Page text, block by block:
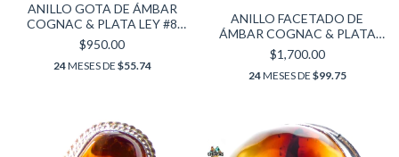
ANILLO GOTA DE ÁMBAR
COGNAC & PLATA LEY #8
(CGN7)
$950.00
24MESES DE $55.74
ANILLO FACETADO DE
ÁMBAR COGNAC & PLATA
LEY #9 (CGN11)
$1,700.00
24MESES DE $99.75